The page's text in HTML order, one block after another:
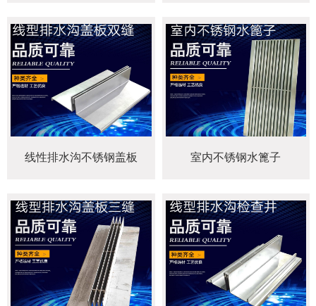
线性排水沟不锈钢盖板 室内不锈钢水篦子